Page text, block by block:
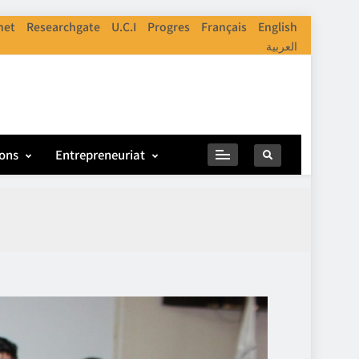
Researchgate U.C.I Progres Français
English
العربية
Entrepreneuriat